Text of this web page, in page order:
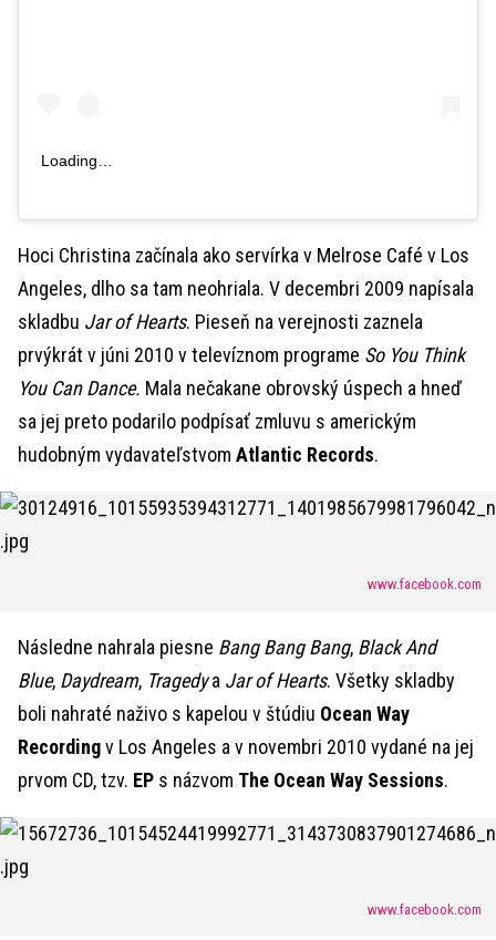
Loading…
Hoci Christina začínala ako servírka v Melrose Café v Los
Angeles, dlho sa tam neohriala. V decembri 2009 napísala
skladbu Jar of Hearts. Pieseň na verejnosti zaznela
prvýkrát v júni 2010 v televíznom programe So You Think
You Can Dance. Mala nečakane obrovský úspech a hneď
sa jej preto podarilo podpísať zmluvu s americkým
hudobným vydavateľstvom Atlantic Records.
www.facebook.com
Následne nahrala piesne Bang Bang Bang, Black And
Blue, Daydream, Tragedya Jar of Hearts. Všetky skladby
boli nahraté naživo s kapelou v štúdiu Ocean Way
Recordingv Los Angeles a v novembri 2010 vydané na jej
prvom CD, tzv. EP s názvom The Ocean Way Sessions.
www.facebook.com